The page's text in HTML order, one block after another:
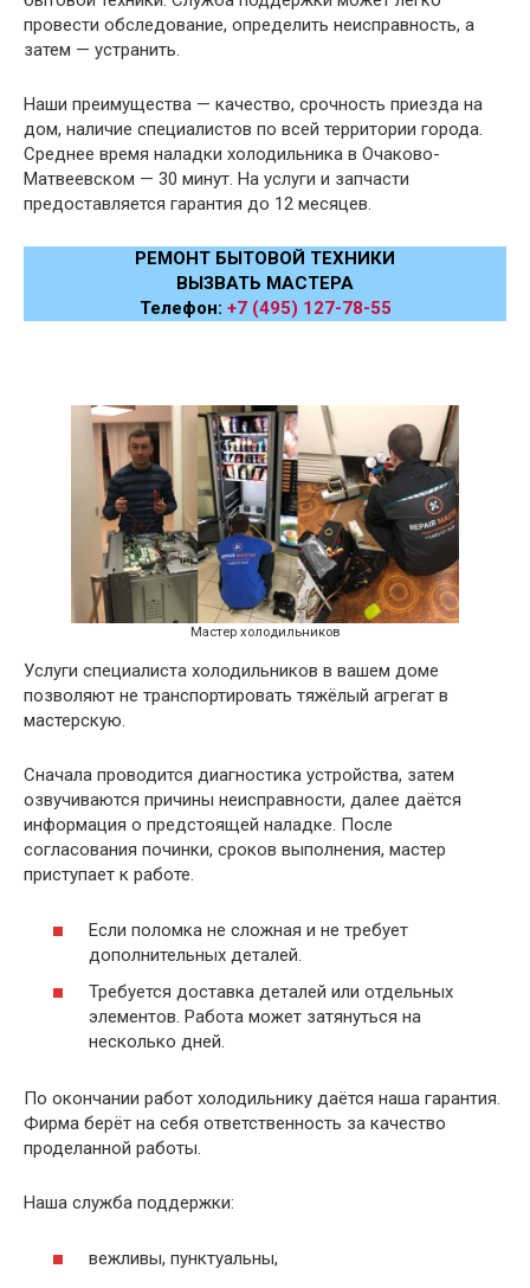
провести обследование, определить неисправность, а
затем — устранить.
Наши преимущества — качество, срочность приезда на
дом, наличие специалистов по всей территории города.
Среднее время наладки холодильника в Очаково-
Матвеевском — 30 минут. На услуги и запчасти
предоставляется гарантия до 12 месяцев.
РЕМОНТ БЫТОВОЙ ТЕХНИКИ
ВЫЗВАТЬ МАСТЕРА
Телефон: +7 (495) 127-78-55
Мастер холодильников
Услуги специалиста холодильников в вашем доме
позволяют не транспортировать тяжёлый агрегат в
мастерскую.
Сначала проводится диагностика устройства, затем
озвучиваются причины неисправности, далее даётся
информация о предстоящей наладке. После
согласования починки, сроков выполнения, мастер
приступает к работе.
Если поломка не сложная и не требует
дополнительных деталей.
Требуется доставка деталей или отдельных
элементов. Работа может затянуться на
несколько дней.
По окончании работ холодильнику даётся наша гарантия.
Фирма берёт на себя ответственность за качество
проделанной работы.
Наша служба поддержки:
вежливы, пунктуальны,